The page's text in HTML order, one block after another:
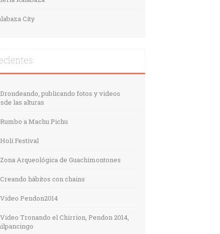
City
Drondeando, publicando fotos y videos
las alturas
Rumbo a Machu Pichu
Holi Festival
Zona Arqueológica de Guachimontones
Creando hábitos con chains
Video Pendon2014
Video Tronando el Chirrion, Pendon 2014,